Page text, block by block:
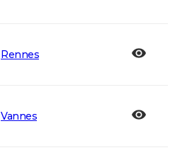
Rennes
Vannes